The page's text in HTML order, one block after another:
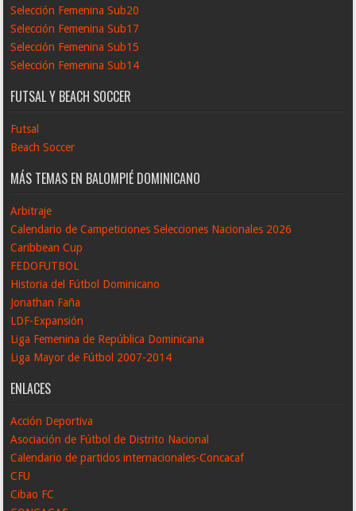
Selección Femenina Sub20
Selección Femenina Sub17
Selección Femenina Sub15
Selección Femenina Sub14
FUTSAL Y BEACH SOCCER
Futsal
Beach Soccer
MÁS TEMAS EN BALOMPIÉ DOMINICANO
Arbitraje
Calendario de Campeticiones Selecciones Nacionales 2026
Caribbean Cup
FEDOFUTBOL
Historia del Fútbol Dominicano
Jonathan Faña
LDF-Expansión
Liga Femenina de República Dominicana
Liga Mayor de Fútbol 2007-2014
ENLACES
Acción Deportiva
Asociación de Fútbol de Distrito Nacional
Calendario de partidos internacionales-Concacaf
CFU
Cibao FC